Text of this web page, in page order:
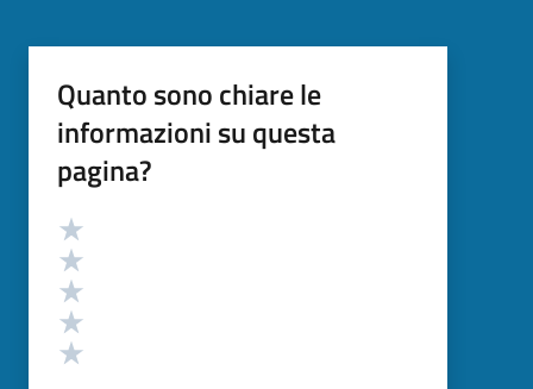
Quanto sono chiare le
informazioni su questa
pagina?
Valutazione